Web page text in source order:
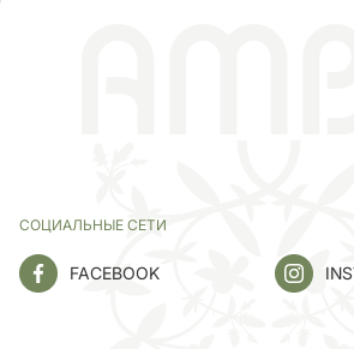
СОЦИАЛЬНЫЕ СЕТИ
FACEBOOK